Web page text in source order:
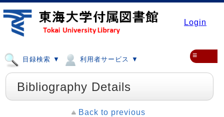
Login
目録検索 ▼ 利用者サービス ▼ ≡
Bibliography Details
Back to previous